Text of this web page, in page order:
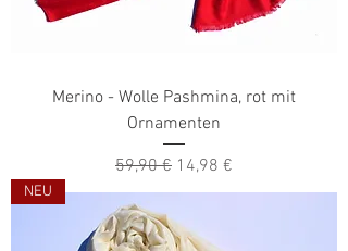
Merino - Wolle Pashmina, rot mit
Ornamenten
Standardpreis
59,90 € Sale-Preis
14,98 €
NEU